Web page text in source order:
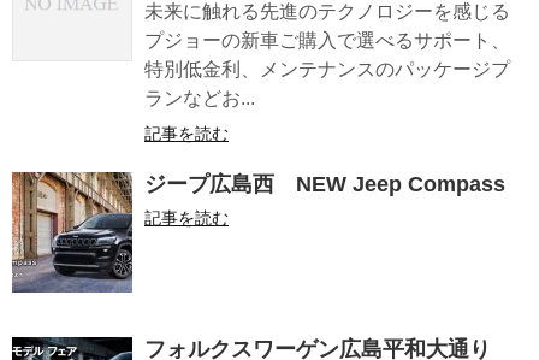
未来に触れる先進のテクノロジーを感じる
プジョーの新車ご購入で選べるサポート、
特別低金利、メンテナンスのパッケージプ
ランなどお...
記事を読む
ジープ広島西 NEW Jeep Compass
記事を読む
フォルクスワーゲン広島平和大通り